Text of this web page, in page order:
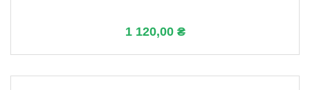
1 120,00 ₴